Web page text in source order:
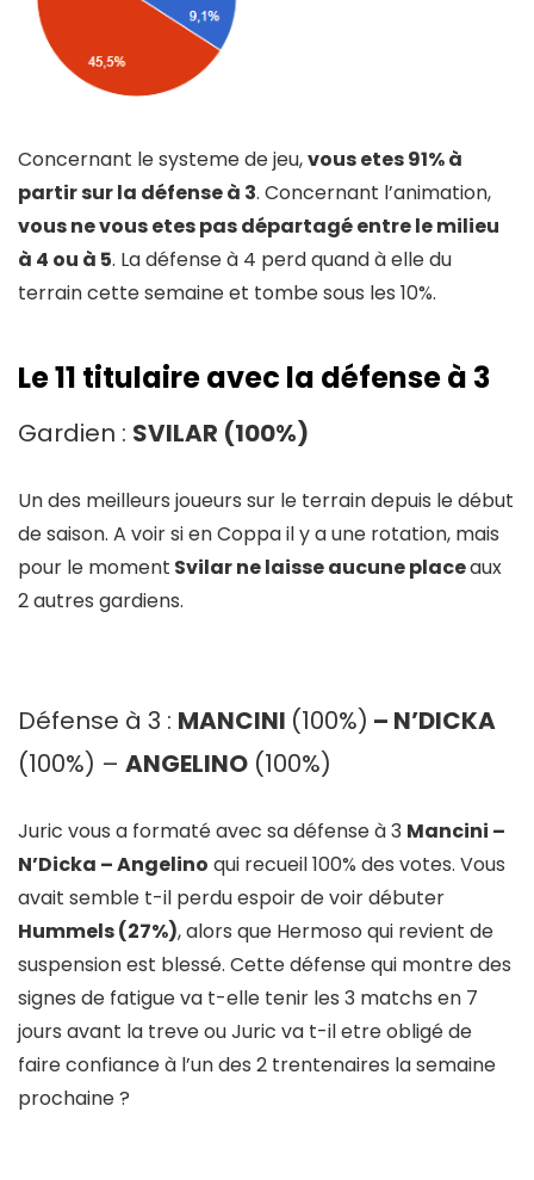
Concernant le systeme de jeu,vous etes 91% à
partir sur la défense à 3. Concernant l’animation,
vous ne vous etes pas départagé entre le milieu
à 4 ou à 5. La défense à 4 perd quand à elle du
terrain cette semaine et tombe sous les 10%.
Le 11 titulaire avec la défense à 3
Gardien : SVILAR (100%)
Un des meilleurs joueurs sur le terrain depuis le début
de saison. A voir si en Coppa il y a une rotation, mais
pour le moment Svilar ne laisse aucune placeaux
2 autres gardiens.
Défense à 3 : MANCINI (100%) – N’DICKA
(100%) – ANGELINO (100%)
Juric vous a formaté avec sa défense à 3 Mancini –
N’Dicka – Angelino qui recueil 100% des votes. Vous
avait semble t-il perdu espoir de voir débuter
Hummels (27%), alors que Hermoso qui revient de
suspension est blessé. Cette défense qui montre des
signes de fatigue va t-elle tenir les 3 matchs en 7
jours avant la treve ou Juric va t-il etre obligé de
faire confiance à l’un des 2 trentenaires la semaine
prochaine ?